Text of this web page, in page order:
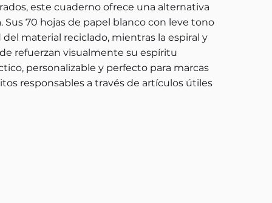
este cuaderno ofrece una alternativa
Sus 70 hojas de papel blanco con leve tono
material reciclado, mientras la espiral y
refuerzan visualmente su espíritu
personalizable y perfecto para marcas
responsables a través de artículos útiles